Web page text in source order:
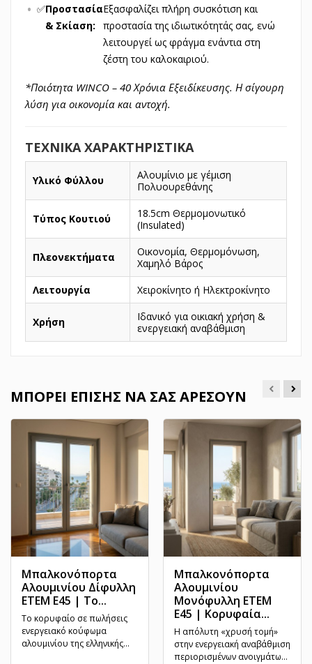
✅Προστασία
& Σκίαση:
Εξασφαλίζει πλήρη συσκότιση και
προστασία της ιδιωτικότητάς σας, ενώ
λειτουργεί ως φράγμα ενάντια στη
ζέστη του καλοκαιριού.
*Ποιότητα WINCO – 40 Χρόνια Εξειδίκευσης. Η σίγουρη
λύση για οικονομία και αντοχή.
ΤΕΧΝΙΚΑ ΧΑΡΑΚΤΗΡΙΣΤΙΚΑ
Υλικό Φύλλου
Αλουμίνιο με γέμιση
Πολυουρεθάνης
Τύπος Κουτιού
18.5cm Θερμομονωτικό
(Insulated)
Πλεονεκτήματα
Οικονομία, Θερμομόνωση,
Χαμηλό Βάρος
Λειτουργία
Χειροκίνητο ή Ηλεκτροκίνητο
Χρήση
Ιδανικό για οικιακή χρήση &
ενεργειακή αναβάθμιση
ΜΠΟΡΕΊ ΕΠΊΣΗΣ ΝΑ ΣΑΣ ΑΡΈΣΟΥΝ
Μπαλκονόπορτα
Αλουμινίου Δίφυλλη
ETEM E45 | Το...
Το κορυφαίο σε πωλήσεις
ενεργειακό κούφωμα
αλουμινίου της ελληνικής
Μπαλκονόπορτα
Αλουμινίου
Μονόφυλλη ETEM
E45 | Κορυφαία...
Η απόλυτη «χρυσή τομή»
στην ενεργειακή αναβάθμιση
περιορισμένων ανοιγμάτων.